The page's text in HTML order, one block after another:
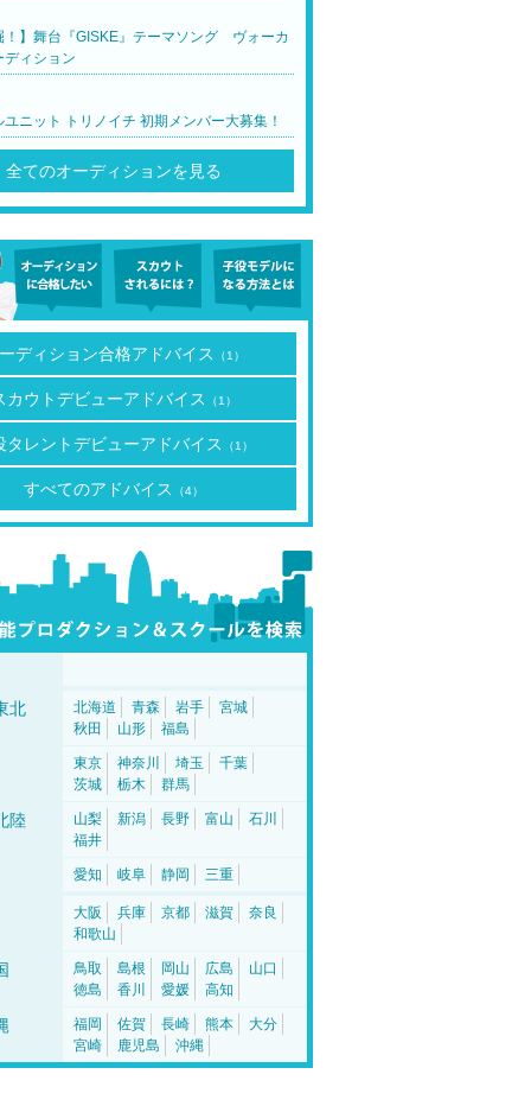
！】舞台『GISKE』テーマソング ヴォーカ
ディション
ニット トリノイチ 初期メンバー大募集！
全てのオーディションを見る
ディション合格アドバイス （1）
カウトデビューアドバイス （1）
タレントデビューアドバイス （1）
すべてのアドバイス （4）
北 北海道 青森 岩手
宮城
秋田
山形 福島
東京 神奈川 埼玉
千葉
茨城
栃木 群馬
陸 山梨 新潟 長野 富山
石川
福井
愛知 岐阜 静岡 三重
大阪 兵庫 京都 滋賀
奈良
和歌山
鳥取 島根 岡山 広島
山口
徳島
香川 愛媛 高知
福岡 佐賀 長崎 熊本
大分
宮崎
鹿児島 沖縄